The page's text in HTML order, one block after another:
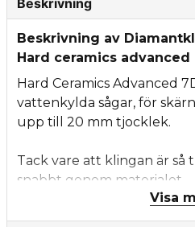
Beskrivning
Beskrivning av
Hard ceramics advanced
Hard Ceramics Advanced
vattenkylda sågar, för
upp till 20 mm tjocklek.
Tack vare att klingan är så
snabbt genom materialet.
Visa